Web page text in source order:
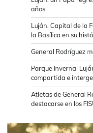
años
Luján, Capital de la
la Basílica en su
General Rodríguez
Parque Invernal
compartida e
Atletas de General
destacarse en los